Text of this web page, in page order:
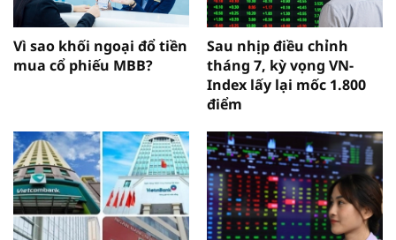
Vì sao khối ngoại đổ tiền
mua cổ phiếu MBB?
Sau nhịp điều chỉnh
tháng 7, kỳ vọng VN-
Index lấy lại mốc 1.800
điểm